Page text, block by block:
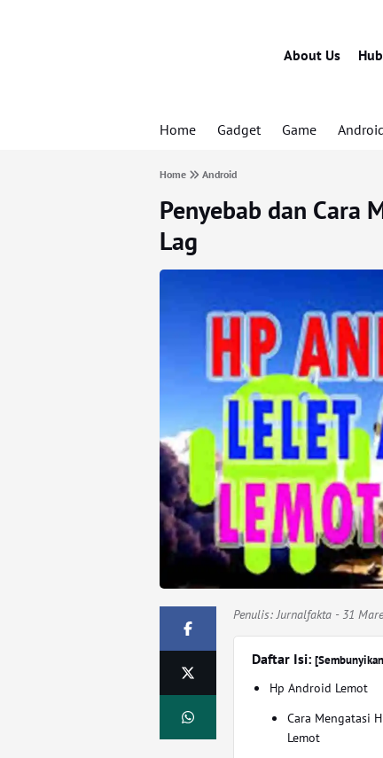
About Us
Home Gadget Game
Home Android
Penyebab dan Cara
Lag
Penulis:Jurnalfakta - 31
Daftar Isi:
Hp Android Lemot
Cara Mengatasi
Lemot